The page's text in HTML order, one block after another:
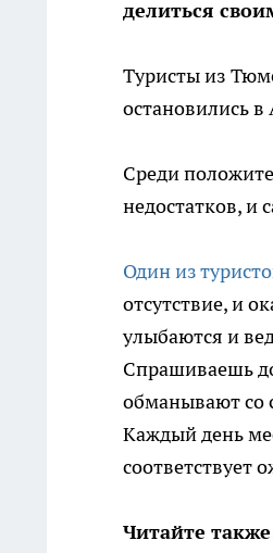
делиться
Туристы из
остановились в
Среди
недостатков, и
Один из
отсутствие, и
улыбаются и
Спрашиваешь
обманывают со
Каждый день
соответствует
Читайте